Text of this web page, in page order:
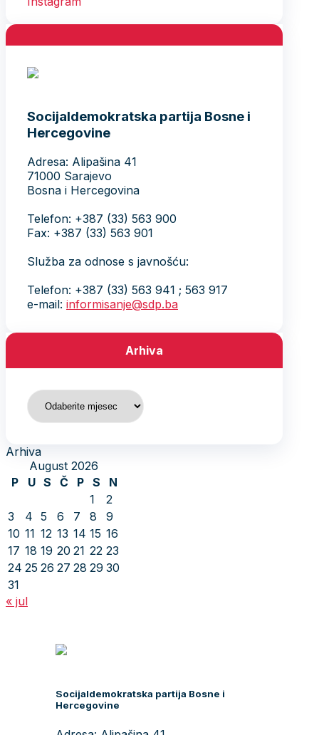
Socijaldemokratska partija Bosne i
Hercegovine
Adresa: Alipašina 41
71000 Sarajevo
Bosna i Hercegovina
Telefon: +387 (33) 563 900
Fax: +387 (33) 563 901
Služba za odnose s javnošću:
Telefon: +387 (33) 563 941 ; 563 917
e-mail: informisanje@sdp.ba
Arhiva
Arhiva
Arhiva
August 2026
P
U S Č P S
N
1
2
3
4 5 6 7 8
9
10 11 12 13 14 15 16
17 18 19 20 21 22 23
24 25 26 27 28 29 30
31
« jul
Socijaldemokratska partija Bosne i
Hercegovine